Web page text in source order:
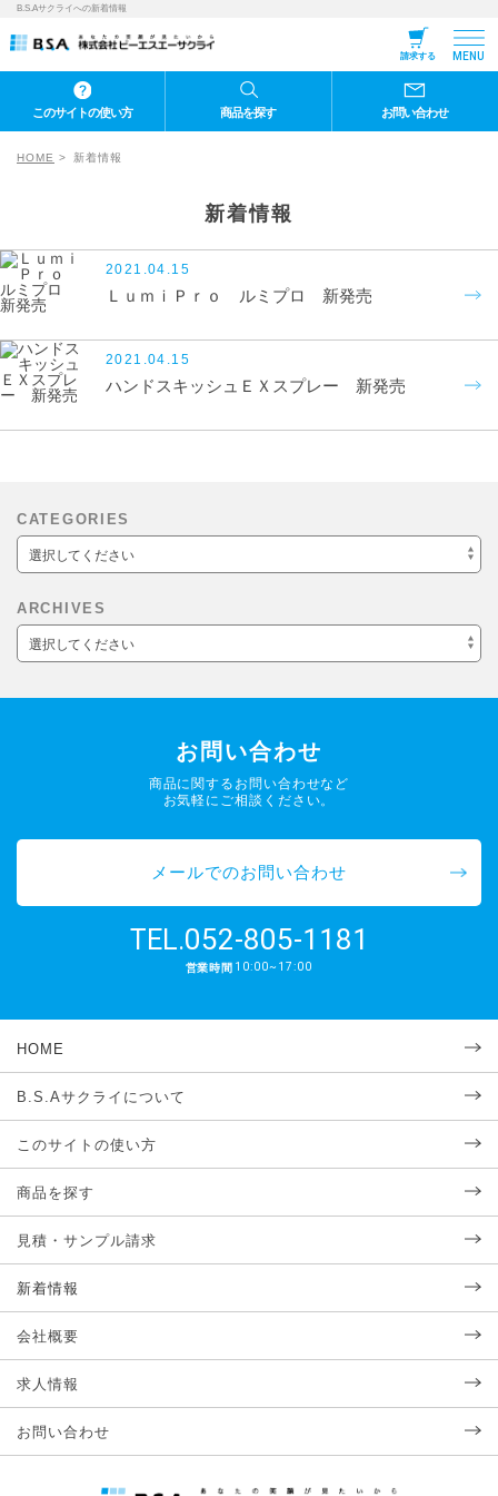
B.S.Aサクライへの新着情報
請求する MENU
このサイトの使い方 商品を探す お問い合わせ
HOME 新着情報
新着情報
2021.04.15
ＬｕｍｉＰｒｏ ルミプロ 新発売
2021.04.15
ハンドスキッシュＥＸスプレー 新発売
CATEGORIES
選択してください
ARCHIVES
選択してください
お問い合わせ
商品に関するお問い合わせなど
お気軽にご相談ください。
メールでのお問い合わせ
TEL.052-805-1181
営業時間 10:00~17:00
HOME
B.S.Aサクライについて
このサイトの使い方
商品を探す
見積・サンプル請求
新着情報
会社概要
求人情報
お問い合わせ